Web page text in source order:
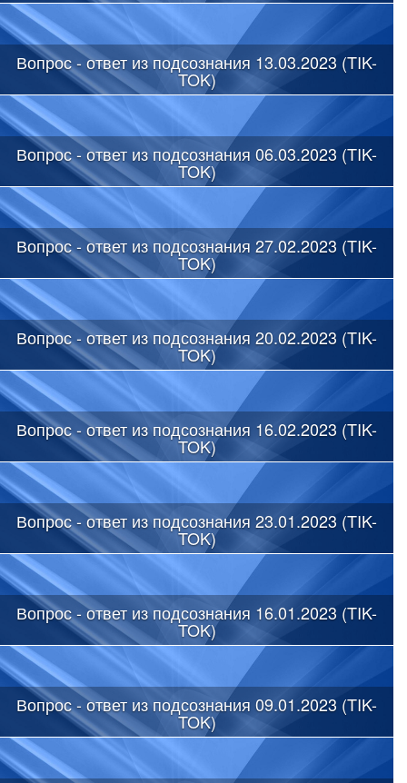
Вопрос - ответ из подсознания 13.03.2023 (TIK-
TOK)
Вопрос - ответ из подсознания 06.03.2023 (TIK-
TOK)
Вопрос - ответ из подсознания 27.02.2023 (TIK-
TOK)
Вопрос - ответ из подсознания 20.02.2023 (TIK-
TOK)
Вопрос - ответ из подсознания 16.02.2023 (TIK-
TOK)
Вопрос - ответ из подсознания 23.01.2023 (TIK-
TOK)
Вопрос - ответ из подсознания 16.01.2023 (TIK-
TOK)
Вопрос - ответ из подсознания 09.01.2023 (TIK-
TOK)